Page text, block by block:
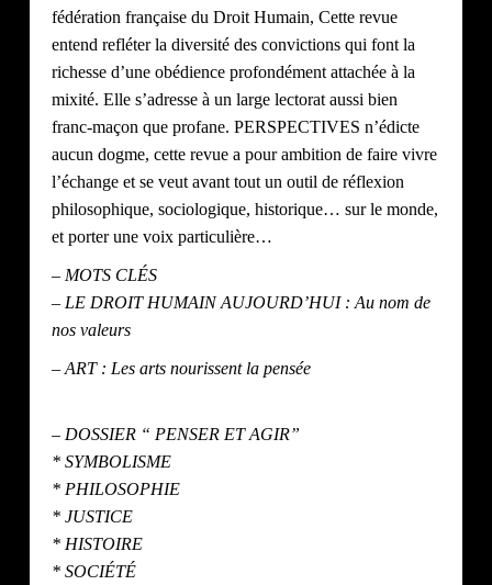
fédération française du Droit Humain, Cette revue
entend refléter la diversité des convictions qui font la
richesse d’une obédience profondément attachée à la
mixité. Elle s’adresse à un large lectorat aussi bien
franc-maçon que profane. PERSPECTIVES n’édicte
aucun dogme, cette revue a pour ambition de faire vivre
l’échange et se veut avant tout un outil de réflexion
philosophique, sociologique, historique… sur le monde,
et porter une voix particulière…
– MOTS CLÉS
– LE DROIT HUMAIN AUJOURD’HUI : Au nom de
nos valeurs
– ART : Les arts nourissent la pensée
– DOSSIER “ PENSER ET AGIR”
* SYMBOLISME
* PHILOSOPHIE
* JUSTICE
* HISTOIRE
* SOCIÉTÉ